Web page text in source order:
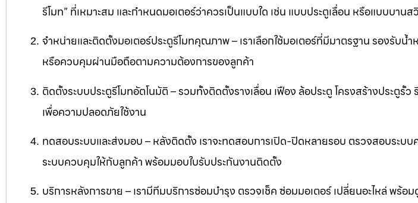
รีโมท” ที่เหมาะสม และกำหนดมอเตอร์ว่าควรเป็นแบบใด เช่น แบบประตูเลื่อน หรือแบบบานส
จำหน่ายและติดตั้งมอเตอร์ประตูรีโมทคุณภาพ – เราเลือกใช้มอเตอร์ที่มีมาตรฐาน รองรับน้
หรือควบคุมผ่านมือถือตามความต้องการของลูกค้า
ติดตั้งระบบประตูรีโมทอัตโนมัติ – รวมทั้งติดตั้งรางเลื่อน เฟือง ล้อประตู โครงสร้างประตูรั้ว
เพื่อความปลอดภัยใช้งาน
ทดสอบระบบและส่งมอบ – หลังติดตั้ง เราจะทดสอบการเปิด-ปิดหลายรอบ ตรวจสอบระบบ
ระบบควบคุมให้กับลูกค้า พร้อมมอบใบรับประกันงานติดตั้ง
บริการหลังการขาย – เรามีทีมบริการซ่อมบำรุง ตรวจเช็ค ซ่อมมอเตอร์ เปลี่ยนอะไหล่ พร้อ